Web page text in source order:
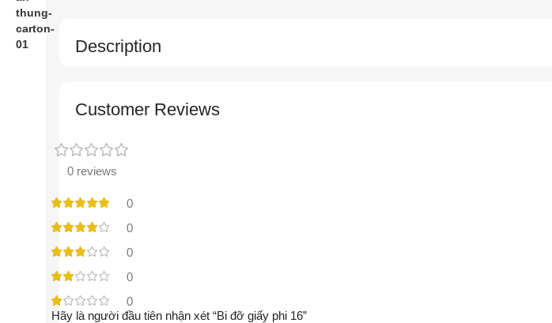
Description
Customer Reviews
0 reviews
0
0
0
0
0
Hãy là người đầu tiên nhận xét “Bi đỡ giấy phi 16”